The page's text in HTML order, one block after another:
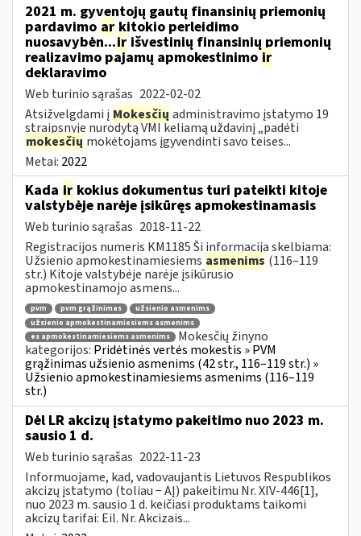
2021 m. gyventojų gautų finansinių priemonių
pardavimo ar kitokio perleidimo
nuosavybėn...ir išvestinių finansinių priemonių
realizavimo pajamų apmokestinimo ir
deklaravimo
Web turinio sąrašas 2022-02-02
Atsižvelgdami į Mokesčių administravimo įstatymo 19
straipsnyje nurodytą VMI keliamą uždavinį „padėti
mokesčių mokėtojams įgyvendinti savo teises...
Metai: 2022
Kada ir kokius dokumentus turi pateikti kitoje
valstybėje narėje įsikūręs apmokestinamasis
Web turinio sąrašas 2018-11-22
Registracijos numeris KM1185 Ši informacija skelbiama:
Užsienio apmokestinamiesiems asmenims (116–119
str.) Kitoje valstybėje narėje įsikūrusio
apmokestinamojo asmens...
pvm pvm grąžinimas
užsienio asmenims
užsienio apmokestinamiesiems asmenims
es apmokestinamiesiems asmenims
Mokesčių žinyno
kategorijos: Pridėtinės vertės mokestis » PVM
grąžinimas užsienio asmenims (42 str., 116–119 str.) »
Užsienio apmokestinamiesiems asmenims (116–119
str.)
Dėl LR akcizų įstatymo pakeitimo nuo 2023 m.
sausio 1 d.
Web turinio sąrašas 2022-11-23
Informuojame, kad, vadovaujantis Lietuvos Respublikos
akcizų įstatymo (toliau − AĮ) pakeitimu Nr. XIV-446[1],
nuo 2023 m. sausio 1 d. keičiasi produktams taikomi
akcizų tarifai: Eil. Nr. Akcizais...